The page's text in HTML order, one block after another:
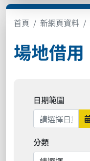
首頁 新網頁資料
場地借用
日期範圍
分類